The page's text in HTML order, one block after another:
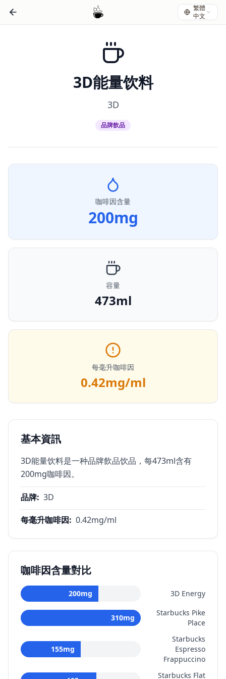
繁體
中文
3D能量饮料
3D
品牌飲品
咖啡因含量
200mg
容量
473ml
每毫升咖啡因
0.42mg/ml
基本資訊
3D能量饮料是一种品牌飲品饮品，每473ml含有
200mg咖啡因。
品牌: 3D
每毫升咖啡因: 0.42mg/ml
咖啡因含量對比
200mg 3D Energy
310mg
Starbucks Pike
Place
155mg
Starbucks
Espresso
Frappuccino
Starbucks Flat